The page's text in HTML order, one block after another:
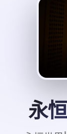
永